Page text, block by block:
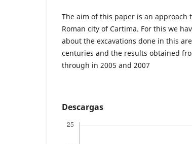
The aim of this paper is an
Roman city of Cartima. For this we
about the excavations done in this
centuries and the results obtained
through in 2005 and 2007
Descargas